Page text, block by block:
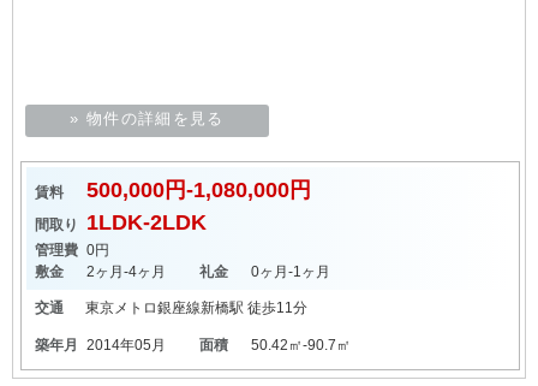
» 物件の詳細を見る
賃料 500,000円-1,080,000円
間取り 1LDK-2LDK
管理費 0円
敷金
2ヶ月-4ヶ月 礼金 0ヶ月-1ヶ月
交通 東京メトロ銀座線新橋駅 徒歩11分
築年月 2014年05月 面積 50.42㎡-90.7㎡